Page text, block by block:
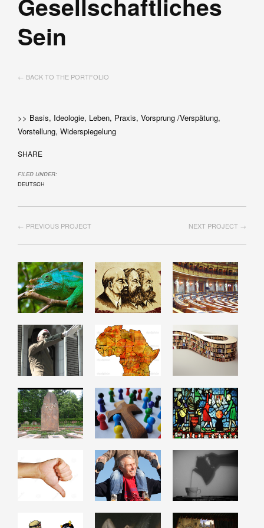
Sein
← BACK TO THE PORTFOLIO
>> Basis, Ideologie, Leben, Praxis, Vorsprung /Verspätung,
Vorstellung, Widerspiegelung
SHARE
FILED UNDER:
DEUTSCH
NEXT PROJECT →
← PREVIOUS PROJECT